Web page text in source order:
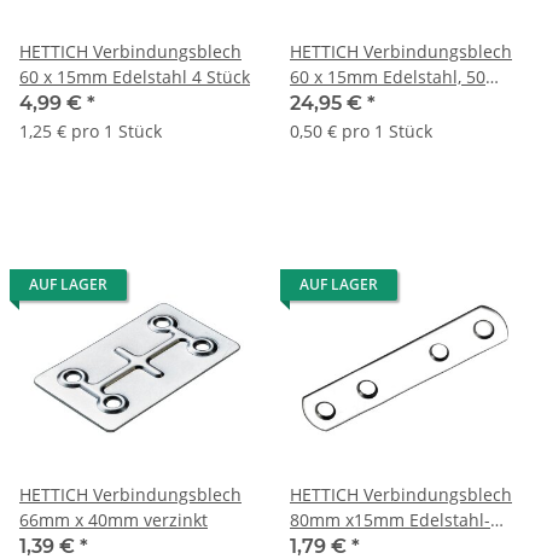
HETTICH Verbindungsblech
60 x 15mm Edelstahl 4 Stück
4,99 € *
1,25 € pro 1 Stück
HETTICH Verbindungsblech
60 x 15mm Edelstahl, 50
Stück
24,95 € *
0,50 € pro 1 Stück
AUF LAGER
HETTICH Verbindungsblech
66mm x 40mm verzinkt
1,39 € *
AUF LAGER
HETTICH Verbindungsblech
80mm x15mm Edelstahl-
Optik
1,79 € *